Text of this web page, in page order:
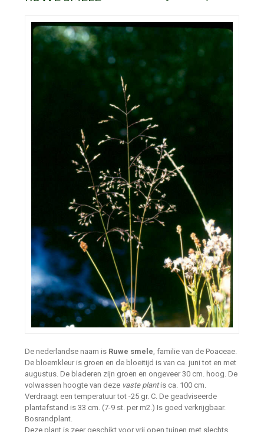
De nederlandse naam is Ruwe smele , familie van de Poaceae.
De bloemkleur is groen en de bloeitijd is van ca. juni tot en met
augustus. De bladeren zijn groen en ongeveer 30 cm. hoog. De
volwassen hoogte van deze vaste plantis ca. 100 cm.
Verdraagt een temperatuur tot -25 gr. C. De geadviseerde
plantafstand is 33 cm. (7-9 st. per m2.) Is goed verkrijgbaar.
Bosrandplant.
Deze plant is zeer geschikt voor vrij open tuinen met slechts